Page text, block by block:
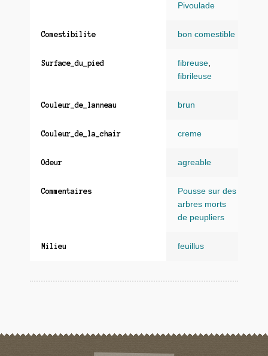
Pivoulade
Comestibilite bon comestible
Surface_du_pied fibreuse
fibrileuse
Couleur_de_lanneau brun
Couleur_de_la_chair creme
Odeur agreable
Commentaires
Pousse sur des
arbres morts
de peupliers
Milieu feuillus